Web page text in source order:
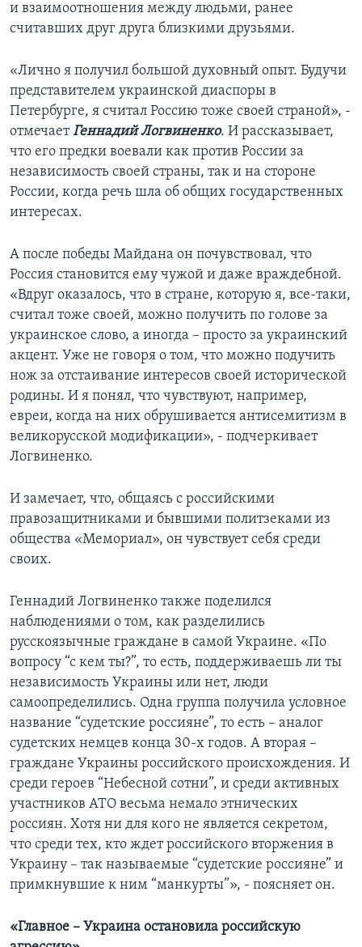
и взаимоотношения между людьми, ранее
считавших друг друга близкими друзьями.
«Лично я получил большой духовный опыт. Будучи
представителем украинской диаспоры в
Петербурге, я считал Россию тоже своей страной», -
отмечает Геннадий Логвиненко. И рассказывает,
что его предки воевали как против России за
независимость своей страны, так и на стороне
России, когда речь шла об общих государственных
интересах.
А после победы Майдана он почувствовал, что
Россия становится ему чужой и даже враждебной.
«Вдруг оказалось, что в стране, которую я, все-таки,
считал тоже своей, можно получить по голове за
украинское слово, а иногда – просто за украинский
акцент. Уже не говоря о том, что можно подучить
нож за отстаивание интересов своей исторической
родины. И я понял, что чувствуют, например,
евреи, когда на них обрушивается антисемитизм в
великорусской модификации», - подчеркивает
Логвиненко.
И замечает, что, общаясь с российскими
правозащитниками и бывшими политзеками из
общества «Мемориал», он чувствует себя среди
своих.
Геннадий Логвиненко также поделился
наблюдениями о том, как разделились
русскоязычные граждане в самой Украине. «По
вопросу “с кем ты?”, то есть, поддерживаешь ли ты
независимость Украины или нет, люди
самоопределились. Одна группа получила условное
название “судетские россияне”, то есть – аналог
судетских немцев конца 30-х годов. А вторая –
граждане Украины российского происхождения. И
среди героев “Небесной сотни”, и среди активных
участников АТО весьма немало этнических
россиян. Хотя ни для кого не является секретом,
что среди тех, кто ждет российского вторжения в
Украину – так называемые “судетские россияне” и
примкнувшие к ним “манкурты”», - поясняет он.
«Главное – Украина остановила российскую